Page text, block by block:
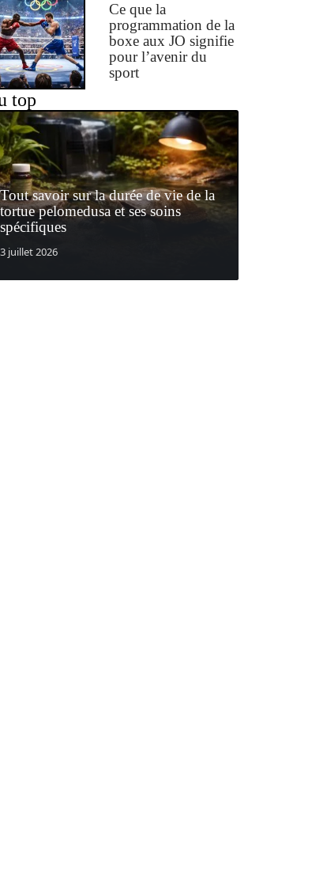
Ce que la
programmation de la
boxe aux JO signifie
pour l’avenir du
sport
top
Tout savoir sur la durée de vie de la
tortue pelomedusa et ses soins
spécifiques
3 juillet 2026